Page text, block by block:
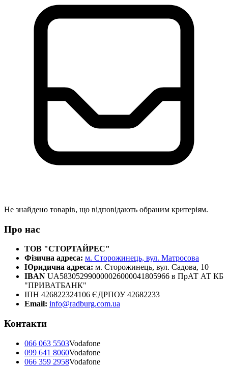
Не знайдено товарів, що відповідають обраним критеріям.
Про нас
ТОВ "СТОРТАЙРЕС"
Фізична адреса: м. Сторожинець, вул. Матросова
Юридична адреса: м. Сторожинець, вул. Садова, 10
IBAN UA583052990000026000041805966 в ПрАТ АТ КБ
"ПРИВАТБАНК"
ІПН 426822324106 ЄДРПОУ 42682233
Email: info@radburg.com.ua
Контакти
066 063 5503Vodafone
099 641 8060Vodafone
066 359 2958Vodafone